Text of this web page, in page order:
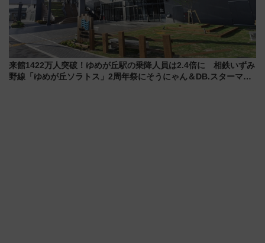
来館1422万人突破！ゆめが丘駅の乗降人員は2.4倍に 相鉄いずみ
野線「ゆめが丘ソラトス」2周年祭にそうにゃん＆DB.スターマン